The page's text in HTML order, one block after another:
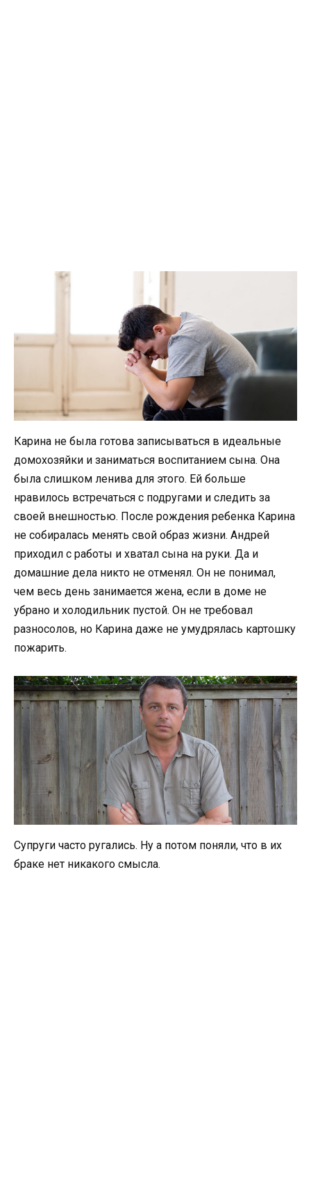
Карина не была готова записываться в идеальные
домохозяйки и заниматься воспитанием сына. Она
была слишком ленива для этого. Ей больше
нравилось встречаться с подругами и следить за
своей внешностью. После рождения ребенка Карина
не собиралась менять свой образ жизни. Андрей
приходил с работы и хватал сына на руки. Да и
домашние дела никто не отменял. Он не понимал,
чем весь день занимается жена, если в доме не
убрано и холодильник пустой. Он не требовал
разносолов, но Карина даже не умудрялась картошку
пожарить.
Супруги часто ругались. Ну а потом поняли, что в их
браке нет никакого смысла.